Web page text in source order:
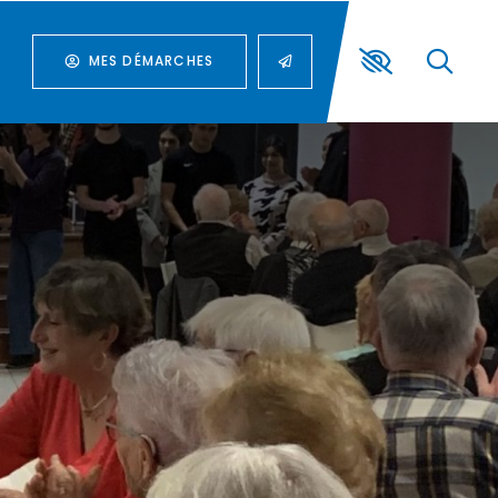
MES DÉMARCHES